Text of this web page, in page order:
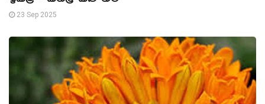
23 Sep 2025